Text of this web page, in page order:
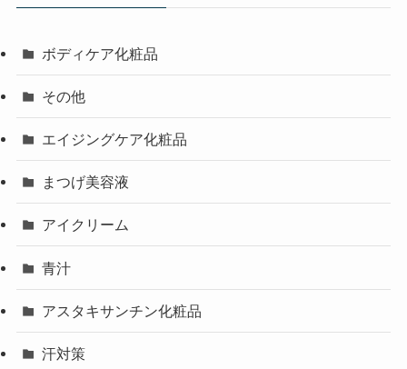
ボディケア化粧品
その他
エイジングケア化粧品
まつげ美容液
アイクリーム
青汁
アスタキサンチン化粧品
汗対策